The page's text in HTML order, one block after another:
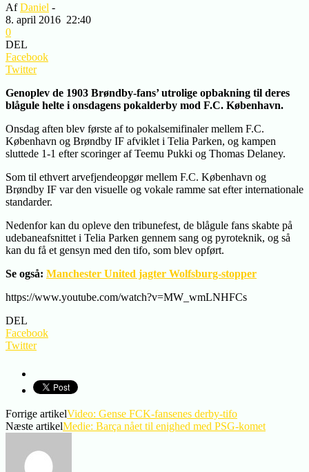
AfDaniel -
8. april 2016 22:40
0
DEL
Facebook
Twitter
Genoplev de 1903 Brøndby-fans’ utrolige opbakning til deres
blågule helte i onsdagens pokalderby mod F.C. København.
Onsdag aften blev første af to pokalsemifinaler mellem F.C.
København og Brøndby IF afviklet i Telia Parken, og kampen
sluttede 1-1 efter scoringer af Teemu Pukki og Thomas Delaney.
Som til ethvert arvefjendeopgør mellem F.C. København og
Brøndby IF var den visuelle og vokale ramme sat efter internationale
standarder.
Nedenfor kan du opleve den tribunefest, de blågule fans skabte på
udebaneafsnittet i Telia Parken gennem sang og pyroteknik, og så
kan du få et gensyn med den tifo, som blev opført.
Se også: Manchester United jagter Wolfsburg-stopper
https://www.youtube.com/watch?v=MW_wmLNHFCs
DEL
Facebook
Twitter
Forrige artikelVideo: Gense FCK-fansenes derby-tifo
Næste artikelMedie: Barça nået til enighed med PSG-komet